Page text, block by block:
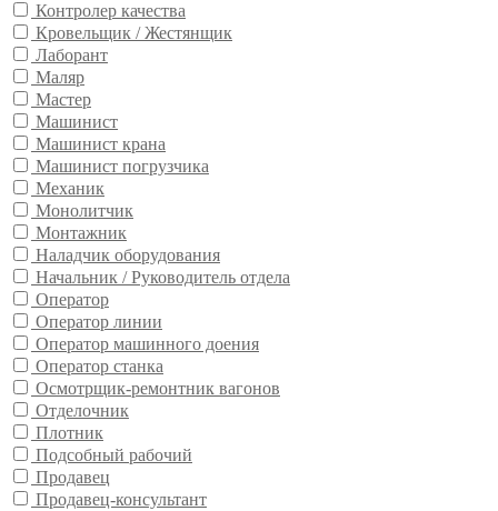
Контролер качества
Кровельщик / Жестянщик
Лаборант
Маляр
Мастер
Машинист
Машинист крана
Машинист погрузчика
Механик
Монолитчик
Монтажник
Наладчик оборудования
Начальник / Руководитель отдела
Оператор
Оператор линии
Оператор машинного доения
Оператор станка
Осмотрщик-ремонтник вагонов
Отделочник
Плотник
Подсобный рабочий
Продавец
Продавец-консультант